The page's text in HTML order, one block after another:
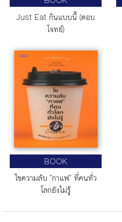
Just Eat กินแบบนี้ (ตอบ
โจทย์)
BOOK
ไขความลับ "กาแฟ" ที่คนทั่ว
โลกยังไม่รู้